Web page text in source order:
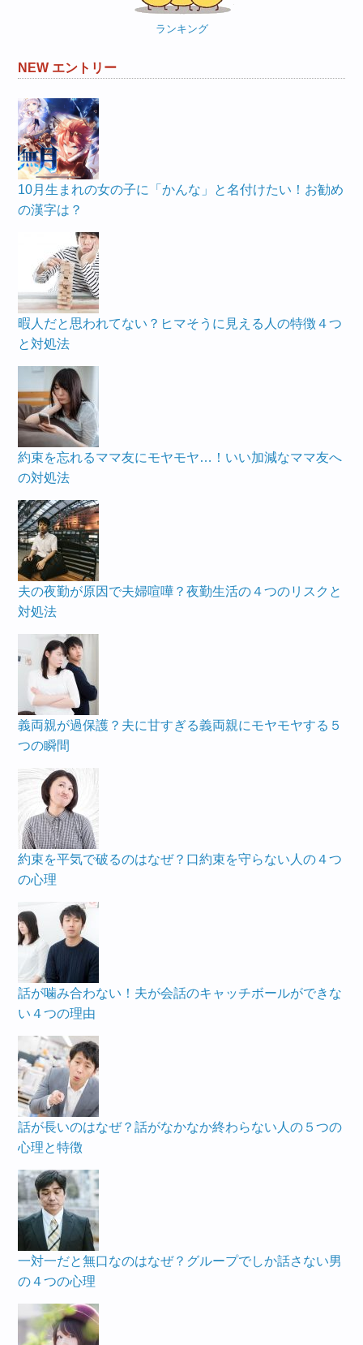
ランキング
NEW エントリー
10月生まれの女の子に「かんな」と名付けたい！お勧め
の漢字は？
暇人だと思われてない？ヒマそうに見える人の特徴４つ
と対処法
約束を忘れるママ友にモヤモヤ…！いい加減なママ友へ
の対処法
夫の夜勤が原因で夫婦喧嘩？夜勤生活の４つのリスクと
対処法
義両親が過保護？夫に甘すぎる義両親にモヤモヤする５
つの瞬間
約束を平気で破るのはなぜ？口約束を守らない人の４つ
の心理
話が噛み合わない！夫が会話のキャッチボールができな
い４つの理由
話が長いのはなぜ？話がなかなか終わらない人の５つの
心理と特徴
一対一だと無口なのはなぜ？グループでしか話さない男
の４つの心理